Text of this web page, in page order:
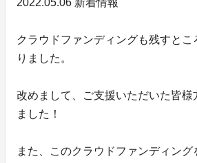
2022.05.06 新着情報
クラウドファンディングも残すとこ
りました。
改めまして、ご支援いただいた皆様
ました！
また、このクラウドファンディング